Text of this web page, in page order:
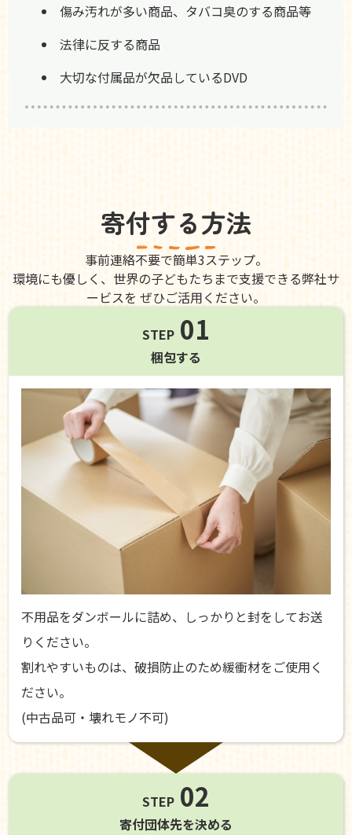
傷み汚れが多い商品、タバコ臭のする商品等
法律に反する商品
大切な付属品が欠品しているDVD
寄付する方法
事前連絡不要で簡単3ステップ。
環境にも優しく、世界の子どもたちまで支援できる弊社サ
ービスを ぜひご活用ください。
STEP 01
梱包する
不用品をダンボールに詰め、しっかりと封をしてお送
りください。
割れやすいものは、破損防止のため緩衝材をご使用く
ださい。
(中古品可・壊れモノ不可)
STEP 02
寄付団体先を決める